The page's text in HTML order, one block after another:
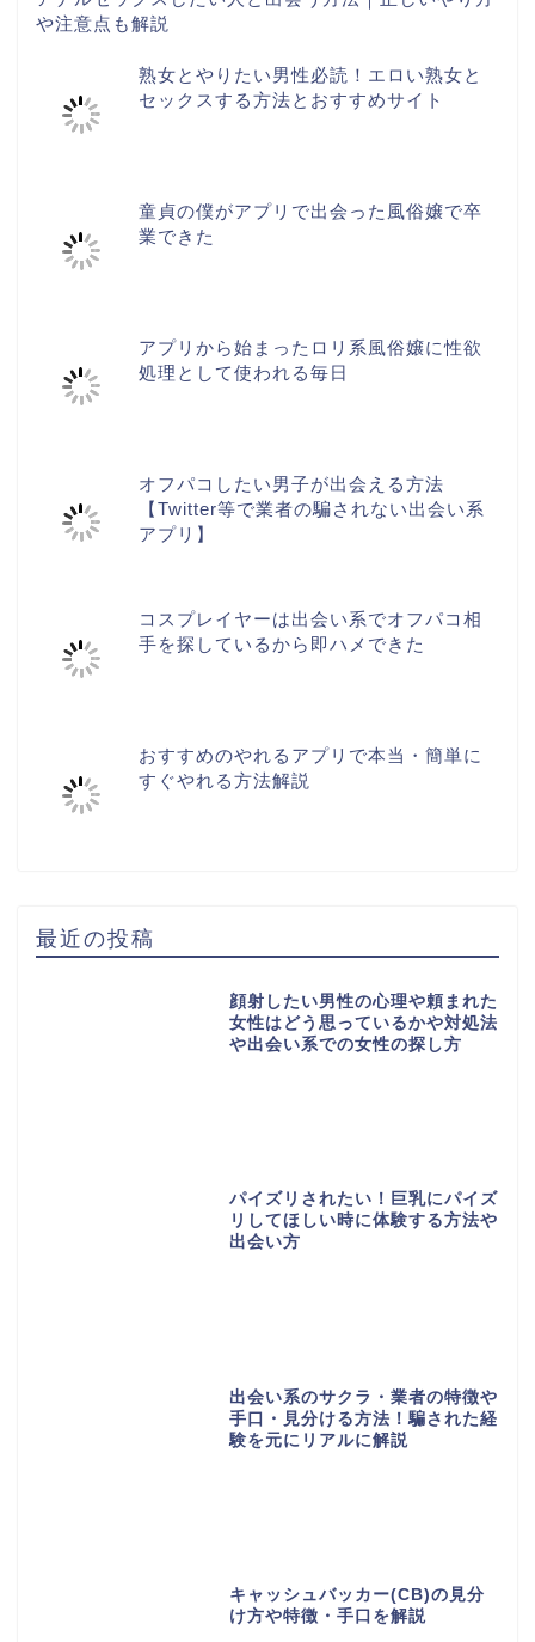
や注意点も解説
熟女とやりたい男性必読！エロい熟女と
セックスする方法とおすすめサイト
童貞の僕がアプリで出会った風俗嬢で卒
業できた
アプリから始まったロリ系風俗嬢に性欲
処理として使われる毎日
オフパコしたい男子が出会える方法
【Twitter等で業者の騙されない出会い系
アプリ】
コスプレイヤーは出会い系でオフパコ相
手を探しているから即ハメできた
おすすめのやれるアプリで本当・簡単に
すぐやれる方法解説
最近の投稿
顔射したい男性の心理や頼まれた
女性はどう思っているかや対処法
や出会い系での女性の探し方
パイズリされたい！巨乳にパイズ
リしてほしい時に体験する方法や
出会い方
出会い系のサクラ・業者の特徴や
手口・見分ける方法！騙された経
験を元にリアルに解説
キャッシュバッカー(CB)の見分
け方や特徴・手口を解説